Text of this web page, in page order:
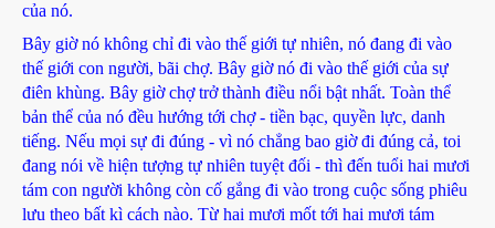
của nó.
Bây giờ nó không chỉ đi vào thế giới tự nhiên, nó đang đi vào
thế giới con người, bãi chợ. Bây giờ nó đi vào thế giới của sự
điên khùng. Bây giờ chợ trở thành điều nổi bật nhất. Toàn thể
bản thể của nó đều hướng tới chợ - tiền bạc, quyền lực, danh
tiếng. Nếu mọi sự đi đúng - vì nó chẳng bao giờ đi đúng cả, toi
đang nói về hiện tượng tự nhiên tuyệt đối - thì đến tuổi hai mươi
tám con người không còn cố gắng đi vào trong cuộc sống phiêu
lưu theo bất kì cách nào. Từ hai mươi mốt tới hai mươi tám